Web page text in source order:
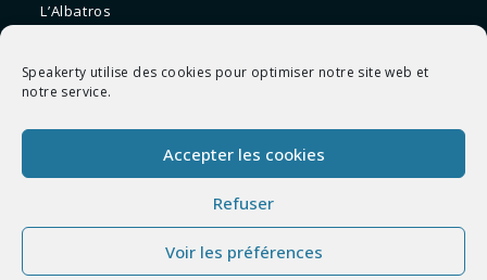
Speakerty utilise des cookies pour optimiser notre site web et
notre service.
Accepter les cookies
Refuser
Voir les préférences
L’Albatros
Remords Posthume
La Mort des Artistes